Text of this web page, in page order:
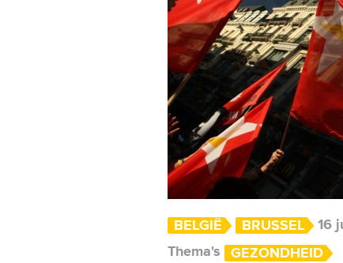
BELGIË BRUSSEL
16
Thema's
GEZONDHEID